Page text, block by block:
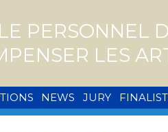
PERSONNEL
LES
NEWS JURY